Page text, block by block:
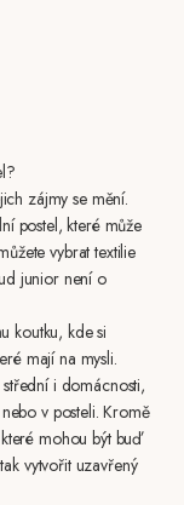
zájmy se mění.
postel, které může
vybrat textilie
junior není o
koutku, kde si
mají na mysli.
i domácnosti,
v posteli. Kromě
mohou být buď
vytvořit uzavřený